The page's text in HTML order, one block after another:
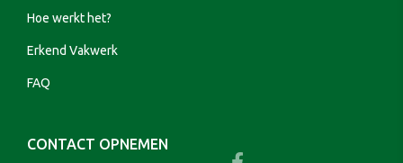
Hoe werkt het?
Erkend Vakwerk
FAQ
CONTACT OPNEMEN